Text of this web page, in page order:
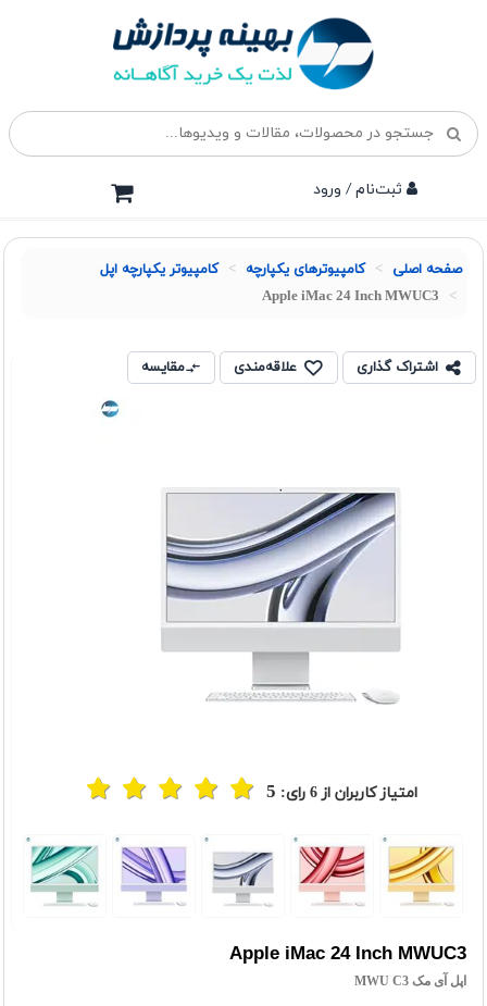
ثبت‌نام / ورود
صفحه اصلی کامپیوترهای یکپارچه کامپیوتر یکپارچه اپل
Apple iMac 24 Inch MWUC3
اشتراک گذاری علاقه‌مندی مقایسه
امتیاز کاربران از6 رای: 5
Apple iMac 24 Inch MWUC3
اپل آی مک MWU C3